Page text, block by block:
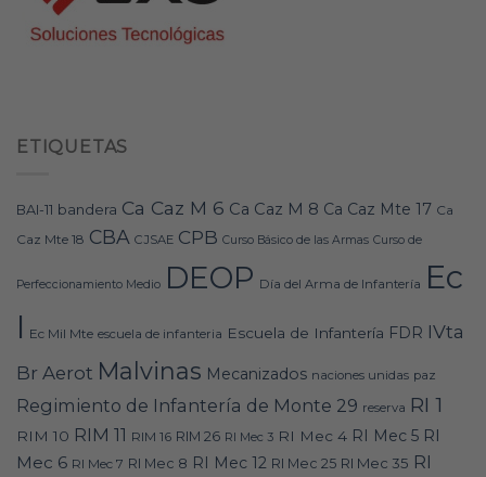
ETIQUETAS
BAI-11 bandera Ca Caz M 6 Ca Caz M 8 Ca Caz Mte 17 Ca
Caz Mte 18 CBA CJSAE CPB Curso Básico de las Armas Curso de
Perfeccionamiento Medio DEOP Día del Arma de Infantería Ec
I Ec Mil Mte escuela de infanteria Escuela de Infantería FDR IVta
Br Aerot Malvinas Mecanizados naciones unidas paz
Regimiento de Infantería de Monte 29 reserva RI 1
RIM 10 RIM 11 RIM 16 RIM 26 RI Mec 3 RI Mec 4 RI Mec 5 RI
Mec 6 RI Mec 7 RI Mec 8 RI Mec 12 RI Mec 25 RI Mec 35 RI